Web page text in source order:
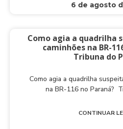
6 de agosto
Como agia a quadrilha
caminhões na BR-
Tribuna do
Como agia a quadrilha
na BR-116 no Paraná?
CONTINUAR